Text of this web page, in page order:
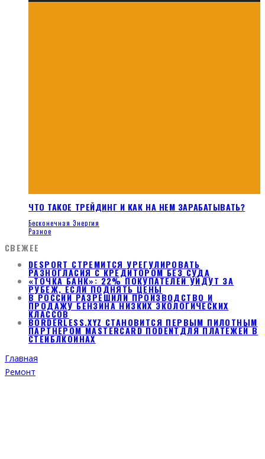
ЧТО ТАКОЕ ТРЕЙДИНГ И КАК НА НЕМ ЗАРАБАТЫВАТЬ?
Бесконечная Энергия
Разное
СВЕЖЕЕ
DESPORT СТРЕМИТСЯ УРЕГУЛИРОВАТЬ
РАЗНОГЛАСИЯ С КРЕДИТОРОМ БЕЗ СУДА
«ТОЧКА БАНК»: 22% ПОКУПАТЕЛЕЙ УЙДУТ ЗА
РУБЕЖ, ЕСЛИ ПОДНЯТЬ ЦЕНЫ
В РОССИИ РАЗРЕШИЛИ ПРОИЗВОДСТВО И
ПРОДАЖУ БЕНЗИНА НИЗКИХ ЭКОЛОГИЧЕСКИХ
КЛАССОВ
BORDERLESS.XYZ СТАНОВИТСЯ ПЕРВЫМ ПИЛОТНЫМ
ПАРТНЕРОМ MASTERCARD ПОDENTДЛЯ ПЛАТЕЖЕЙ В
СТЕЙБЛКОИНАХ
Главная
Ремонт